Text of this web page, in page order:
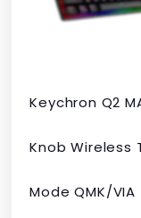
Keychron Q2
Knob Wireless
Mode QMK/VIA